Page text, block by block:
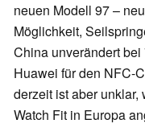
neuen Modell 97 –
Möglichkeit,
China unverändert
Huawei für den NFC-
derzeit ist aber
Watch Fit in Europa